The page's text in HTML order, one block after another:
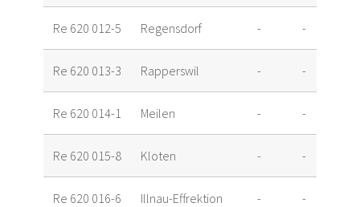
Re 620 012-5 Regensdorf - -
Re 620 013-3 Rapperswil - -
Re 620 014-1 Meilen - -
Re 620 015-8 Kloten - -
Re 620 016-6 Illnau-Effrektion - -